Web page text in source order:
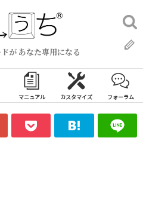
が あなた専用になる
検
索:
マニュアル カスタマイズ フォーラム